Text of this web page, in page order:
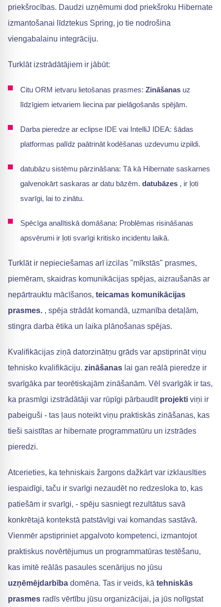
priekšrocības. Daudzi uzņēmumi dod priekšroku Hibernate
izmantošanai līdztekus Spring, jo tie nodrošina
viengabalainu integrāciju.
Turklāt izstrādātājiem ir jābūt:
Citu ORM ietvaru lietošanas prasmes: Zināšanas uz
līdzīgiem ietvariem liecina par pielāgošanās spējām.
Darba pieredze ar eclipse IDE vai IntelliJ IDEA: šādas
platformas palīdz paātrināt kodēšanas uzdevumu izpildi.
datubāzu sistēmu pārzināšana: Tā kā Hibernate saskarnes
galvenokārt saskaras ar datu bāzēm. datubāzes , ir ļoti
svarīgi, lai to zinātu.
Spēcīga analītiskā domāšana: Problēmas risināšanas
apsvērumi ir ļoti svarīgi kritisko incidentu laikā.
Turklāt ir nepieciešamas arī izcilas "mīkstās" prasmes,
piemēram, skaidras komunikācijas spējas, aizraušanās ar
nepārtrauktu mācīšanos, teicamas komunikācijas
prasmes. , spēja strādāt komandā, uzmanība detaļām,
stingra darba ētika un laika plānošanas spējas.
Kvalifikācijas ziņā datorzinātņu grāds var apstiprināt viņu
tehnisko kvalifikāciju. zināšanas lai gan reālā pieredze ir
svarīgāka par teorētiskajām zināšanām. Vēl svarīgāk ir tas,
ka prasmīgi izstrādātāji var rūpīgi pārbaudīt projekti viņi ir
pabeiguši - tas ļaus noteikt viņu praktiskās zināšanas, kas
tieši saistītas ar hibernate programmatūru un izstrādes
pieredzi.
Atcerieties, ka tehniskais žargons dažkārt var izklausīties
iespaidīgi, taču ir svarīgi nezaudēt no redzesloka to, kas
patiešām ir svarīgi, - spēju sasniegt rezultātus savā
konkrētajā kontekstā patstāvīgi vai komandas sastāvā.
Vienmēr apstipriniet apgalvoto kompetenci, izmantojot
praktiskus novērtējumus un programmatūras testēšanu,
kas imitē reālās pasaules scenārijus no jūsu
uzņēmējdarbība domēna. Tas ir veids, kā tehniskās
prasmes radīs vērtību jūsu organizācijai, ja jūs nolīgstat